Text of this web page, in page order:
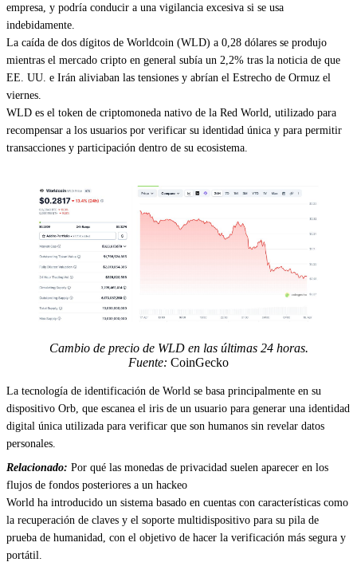
empresa, y podría conducir a una vigilancia excesiva si se usa
indebidamente.
La caída de dos dígitos de Worldcoin (WLD) a 0,28 dólares se produjo
mientras el mercado cripto en general subía un 2,2% tras la noticia de que
EE. UU. e Irán aliviaban las tensiones y abrían el Estrecho de Ormuz el
viernes.
WLD es el token de criptomoneda nativo de la Red World, utilizado para
recompensar a los usuarios por verificar su identidad única y para permitir
transacciones y participación dentro de su ecosistema.
Cambio de precio de WLD en las últimas 24 horas.
Fuente: CoinGecko
La tecnología de identificación de World se basa principalmente en su
dispositivo Orb, que escanea el iris de un usuario para generar una identidad
digital única utilizada para verificar que son humanos sin revelar datos
personales.
Relacionado: Por qué las monedas de privacidad suelen aparecer en los
flujos de fondos posteriores a un hackeo
World ha introducido un sistema basado en cuentas con características como
la recuperación de claves y el soporte multidispositivo para su pila de
prueba de humanidad, con el objetivo de hacer la verificación más segura y
portátil.